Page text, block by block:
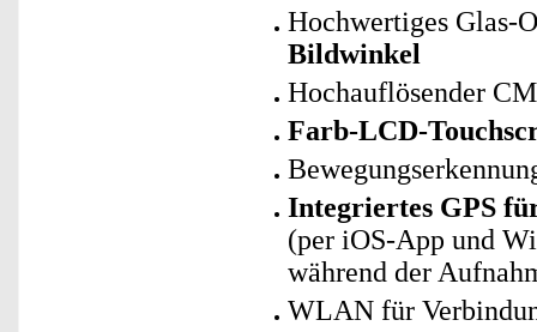
Hochwertiges Glas-
Bildwinkel
Hochauflösender
Farb-LCD-
Integriertes GPS
(per iOS-App und
während der
WLAN für